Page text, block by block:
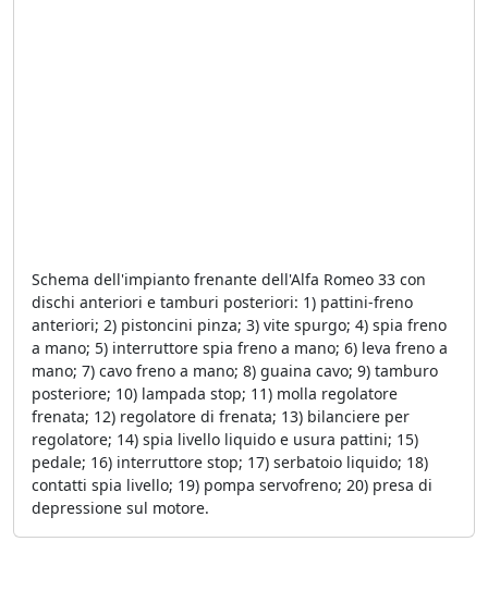
Schema dell'impianto frenante dell'Alfa Romeo 33 con
dischi anteriori e tamburi posteriori: 1) pattini-freno
anteriori; 2) pistoncini pinza; 3) vite spurgo; 4) spia freno
a mano; 5) interruttore spia freno a mano; 6) leva freno a
mano; 7) cavo freno a mano; 8) guaina cavo; 9) tamburo
posteriore; 10) lampada stop; 11) molla regolatore
frenata; 12) regolatore di frenata; 13) bilanciere per
regolatore; 14) spia livello liquido e usura pattini; 15)
pedale; 16) interruttore stop; 17) serbatoio liquido; 18)
contatti spia livello; 19) pompa servofreno; 20) presa di
depressione sul motore.